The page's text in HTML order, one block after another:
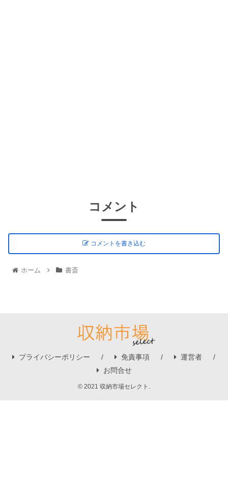
コメント
コメントを書き込む
ホーム 書斎
プライバシーポリシー 免責事項
運営者
お問合せ
© 2021 収納市場セレクト.